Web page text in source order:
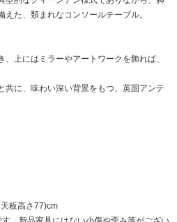
た、類まれなコンソールテーブル。
上にはミラーやアートワークを飾れば、
共に、味わい深い背景をもつ、英国アンテ
板高さ77)cm